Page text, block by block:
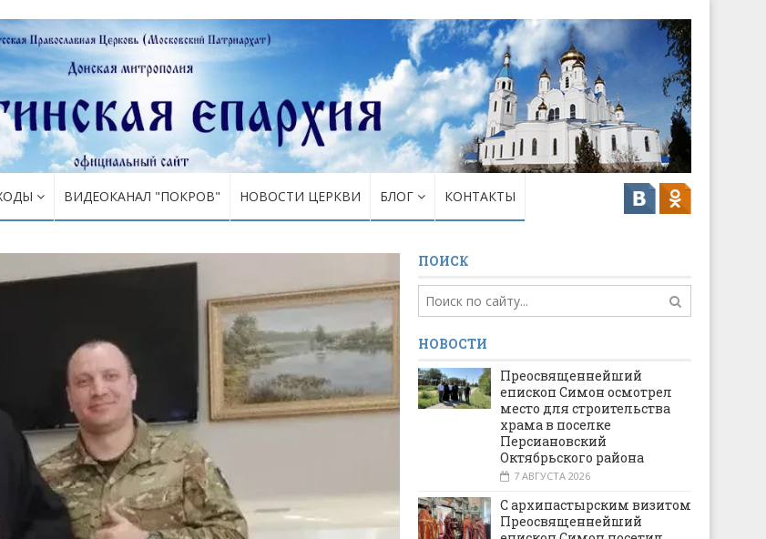
ВИДЕОКАНАЛ "ПОКРОВ" НОВОСТИ ЦЕРКВИ БЛОГ КОНТАКТЫ
ПОИСК
НОВОСТИ
Преосвященнейший
епископ Симон осмотрел
место для строительства
храма в поселке
Персиановский
Октябрьского района
7 АВГУСТА 2026
С архипастырским визитом
Преосвященнейший